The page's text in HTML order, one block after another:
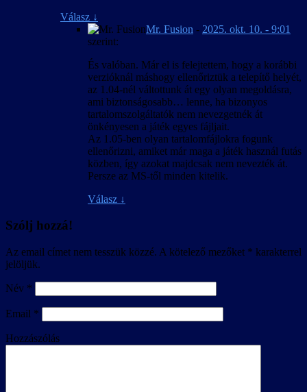
Válasz ↓
Mr. Fusion - 2025. okt. 10. - 9:01
szerint:
És valóban. Már el is felejtettem, hogy a korábbi
verzióknál máshogy ellenőriztük a telepítő helyét,
az 1.04-nél váltottunk át egy olyan megoldásra,
ami biztonságosabb… lenne, ha bizonyos
tartalomszolgáltatók nem nevezgetnék át
önkényesen a játék egyes fájljait.
Az 1.05-ben olyan tartalomfájlokra fogunk
ellenőrizni, amiket már maga a játék használ futás
közben, így azokat majdcsak nem nevezték át.
Persze az MS-től minden kitelik.
Válasz ↓
Szólj hozzá!
Az email címet nem tesszük közzé. A kötelező mezőket * karakterrel
jelöljük.
Név *
Email *
Hozzászólás